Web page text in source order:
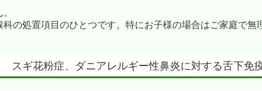
の処置項目のひとつです。特にお子様の場合はご家庭で無
スギ花粉症、ダニアレルギー性鼻炎に対する舌下免